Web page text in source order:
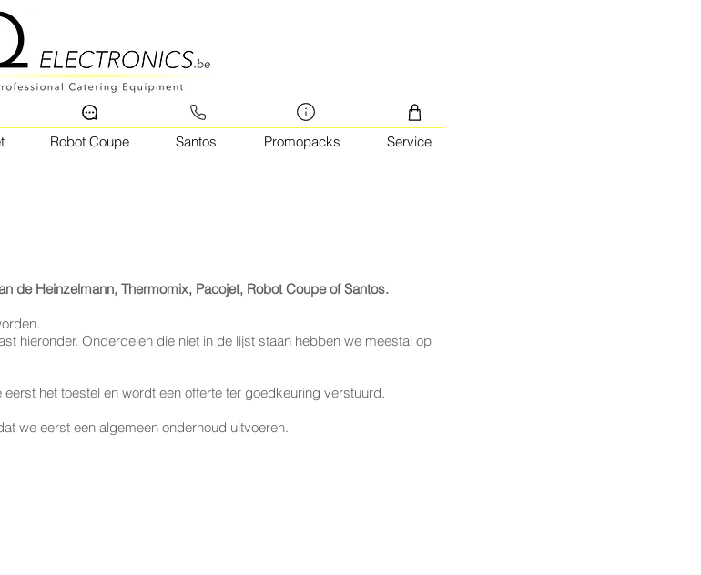
Robot Coupe Santos Promopacks Service
de Heinzelmann, Thermomix, Pacojet, Robot Coupe of Santos.
hieronder. Onderdelen die niet in de lijst staan hebben we meestal op
het toestel en wordt een offerte ter goedkeuring verstuurd.
we eerst een algemeen onderhoud uitvoeren.